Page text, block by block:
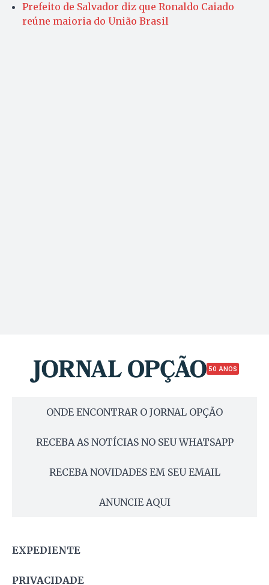
Prefeito de Salvador diz que Ronaldo Caiado
reúne maioria do União Brasil
50 ANOS
ONDE ENCONTRAR O JORNAL OPÇÃO
RECEBA AS NOTÍCIAS NO SEU WHATSAPP
RECEBA NOVIDADES EM SEU EMAIL
ANUNCIE AQUI
EXPEDIENTE
PRIVACIDADE